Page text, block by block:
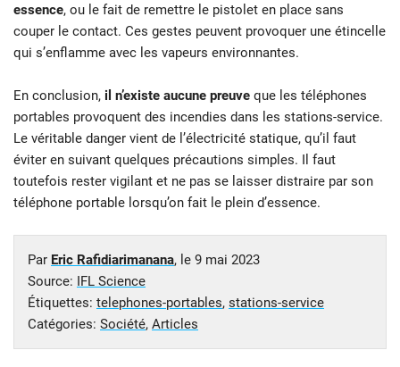
essence, ou le fait de remettre le pistolet en place sans
couper le contact. Ces gestes peuvent provoquer une étincelle
qui s’enflamme avec les vapeurs environnantes.
En conclusion, il n’existe aucune preuve que les téléphones
portables provoquent des incendies dans les stations-service.
Le véritable danger vient de l’électricité statique, qu’il faut
éviter en suivant quelques précautions simples. Il faut
toutefois rester vigilant et ne pas se laisser distraire par son
téléphone portable lorsqu’on fait le plein d’essence.
Par Eric Rafidiarimanana, le 9 mai 2023
Source: IFL Science
Étiquettes: telephones-portables, stations-service
Catégories: Société, Articles